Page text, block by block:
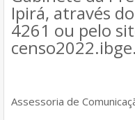
Ipirá, através
4261 ou pelo
Assessoria de